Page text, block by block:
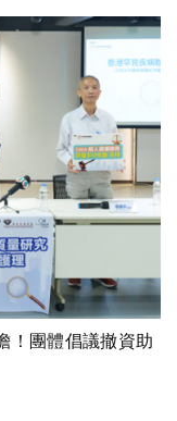
！團體倡議撤資助